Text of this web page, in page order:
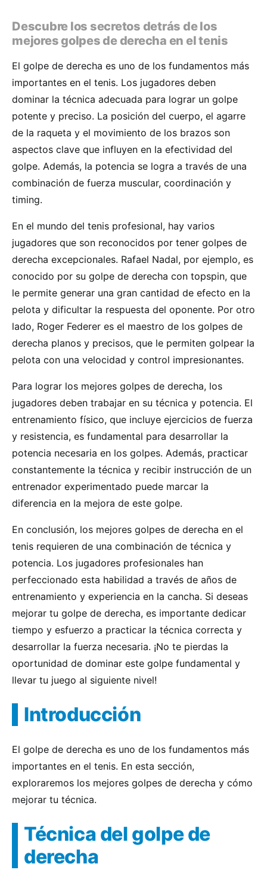
Descubre los secretos detrás de los
mejores golpes de derecha en el tenis
El golpe de derecha es uno de los fundamentos más
importantes en el tenis. Los jugadores deben
dominar la técnica adecuada para lograr un golpe
potente y preciso. La posición del cuerpo, el agarre
de la raqueta y el movimiento de los brazos son
aspectos clave que influyen en la efectividad del
golpe. Además, la potencia se logra a través de una
combinación de fuerza muscular, coordinación y
timing.
En el mundo del tenis profesional, hay varios
jugadores que son reconocidos por tener golpes de
derecha excepcionales. Rafael Nadal, por ejemplo, es
conocido por su golpe de derecha con topspin, que
le permite generar una gran cantidad de efecto en la
pelota y dificultar la respuesta del oponente. Por otro
lado, Roger Federer es el maestro de los golpes de
derecha planos y precisos, que le permiten golpear la
pelota con una velocidad y control impresionantes.
Para lograr los mejores golpes de derecha, los
jugadores deben trabajar en su técnica y potencia. El
entrenamiento físico, que incluye ejercicios de fuerza
y resistencia, es fundamental para desarrollar la
potencia necesaria en los golpes. Además, practicar
constantemente la técnica y recibir instrucción de un
entrenador experimentado puede marcar la
diferencia en la mejora de este golpe.
En conclusión, los mejores golpes de derecha en el
tenis requieren de una combinación de técnica y
potencia. Los jugadores profesionales han
perfeccionado esta habilidad a través de años de
entrenamiento y experiencia en la cancha. Si deseas
mejorar tu golpe de derecha, es importante dedicar
tiempo y esfuerzo a practicar la técnica correcta y
desarrollar la fuerza necesaria. ¡No te pierdas la
oportunidad de dominar este golpe fundamental y
llevar tu juego al siguiente nivel!
Introducción
El golpe de derecha es uno de los fundamentos más
importantes en el tenis. En esta sección,
exploraremos los mejores golpes de derecha y cómo
mejorar tu técnica.
Técnica del golpe de
derecha